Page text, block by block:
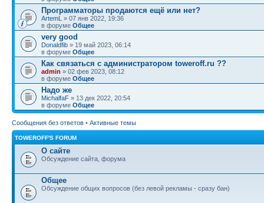
Программаторы продаются ещё или нет?
ArtemL » 07 янв 2022, 19:36
в форуме Общее
very good
Donaldfib » 19 май 2023, 06:14
в форуме Общее
Как связаться с администратором toweroff.ru ??
admin » 02 фев 2023, 08:12
в форуме Общее
Надо же
MichalfaF » 13 дек 2022, 20:54
в форуме Общее
Сообщения без ответов • Активные темы
TOWEROFF'S FORUM
О сайте
Обсуждение сайта, форума
Общее
Обсуждение общих вопросов (без левой рекламы - сразу бан)